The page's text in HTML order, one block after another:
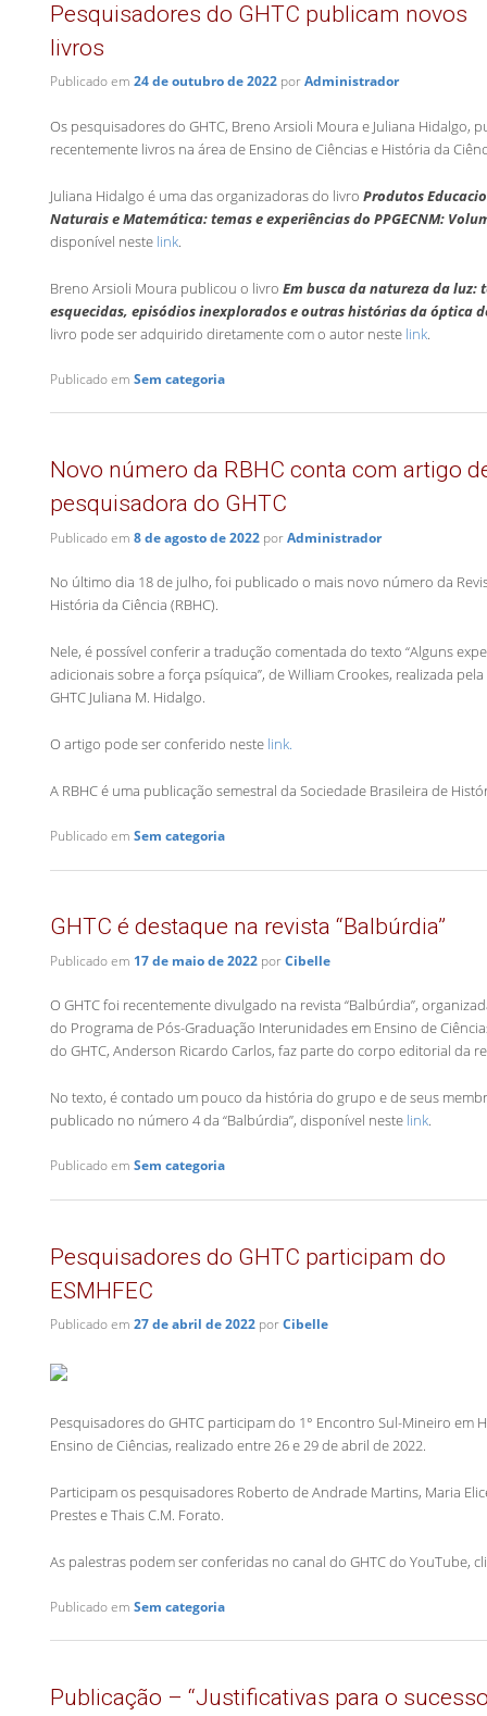
Pesquisadores do GHTC publicam novos
livros
Publicado em 24 de outubro de 2022 porAdministrador
Os pesquisadores do GHTC, Breno Arsioli Moura e Juliana Hidalgo,
recentemente livros na área de Ensino de Ciências e História da
Juliana Hidalgo é uma das organizadoras do livro Produtos
Naturais e Matemática: temas e experiências do PPGECNM:
disponível neste link.
Breno Arsioli Moura publicou o livro Em busca da natureza da luz:
esquecidas, episódios inexplorados e outras histórias da óptica
livro pode ser adquirido diretamente com o autor neste link.
Publicado em Sem categoria
Novo número da RBHC conta com artigo
pesquisadora do GHTC
Publicado em 8 de agosto de 2022 porAdministrador
No último dia 18 de julho, foi publicado o mais novo número da
História da Ciência (RBHC).
Nele, é possível conferir a tradução comentada do texto “Alguns
adicionais sobre a força psíquica”, de William Crookes, realizada
GHTC Juliana M. Hidalgo.
O artigo pode ser conferido nestelink.
A RBHC é uma publicação semestral da Sociedade Brasileira de
Publicado em Sem categoria
GHTC é destaque na revista “Balbúrdia”
Publicado em 17 de maio de 2022 porCibelle
O GHTC foi recentemente divulgado na revista “Balbúrdia”,
do Programa de Pós-Graduação Interunidades em Ensino de
do GHTC, Anderson Ricardo Carlos, faz parte do corpo editorial da
No texto, é contado um pouco da história do grupo e de seus
publicado no número 4 da “Balbúrdia”, disponível neste link.
Publicado em Sem categoria
Pesquisadores do GHTC participam do
ESMHFEC
Publicado em 27 de abril de 2022 porCibelle
Pesquisadores do GHTC participam do 1° Encontro Sul-Mineiro em
Ensino de Ciências, realizado entre 26 e 29 de abril de 2022.
Participam os pesquisadores Roberto de Andrade Martins, Maria
Prestes e Thais C.M. Forato.
As palestras podem ser conferidas no canal do GHTC do YouTube,
Publicado em Sem categoria
Publicação – “Justificativas para o